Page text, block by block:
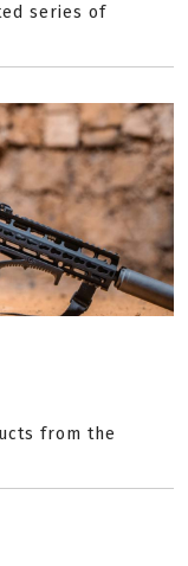
series of
from the